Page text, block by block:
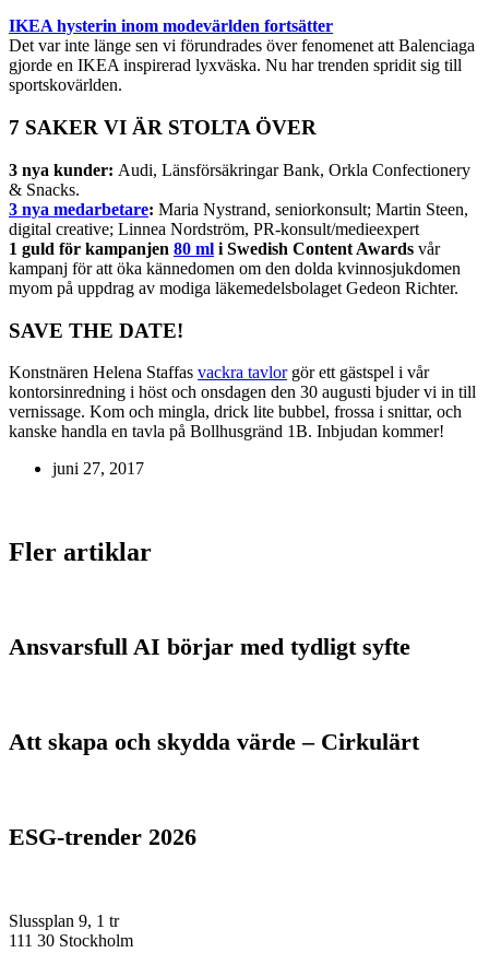
IKEA hysterin inom modevärlden fortsätter
Det var inte länge sen vi förundrades över fenomenet att Balenciaga
gjorde en IKEA inspirerad lyxväska. Nu har trenden spridit sig till
sportskovärlden.
7 SAKER VI ÄR STOLTA ÖVER
3 nya kunder: Audi, Länsförsäkringar Bank, Orkla Confectionery
& Snacks.
3 nya medarbetare: Maria Nystrand, seniorkonsult; Martin Steen,
digital creative; Linnea Nordström, PR-konsult/medieexpert
1 guld för kampanjen 80 ml i Swedish Content Awards vår
kampanj för att öka kännedomen om den dolda kvinnosjukdomen
myom på uppdrag av modiga läkemedelsbolaget Gedeon Richter.
SAVE THE DATE!
Konstnären Helena Staffas vackra tavlorgör ett gästspel i vår
kontorsinredning i höst och onsdagen den 30 augusti bjuder vi in till
vernissage. Kom och mingla, drick lite bubbel, frossa i snittar, och
kanske handla en tavla på Bollhusgränd 1B. Inbjudan kommer!
juni 27, 2017
Fler artiklar
Ansvarsfull AI börjar med tydligt syfte
Att skapa och skydda värde – Cirkulärt
ESG-trender 2026
Slussplan 9, 1 tr
111 30 Stockholm